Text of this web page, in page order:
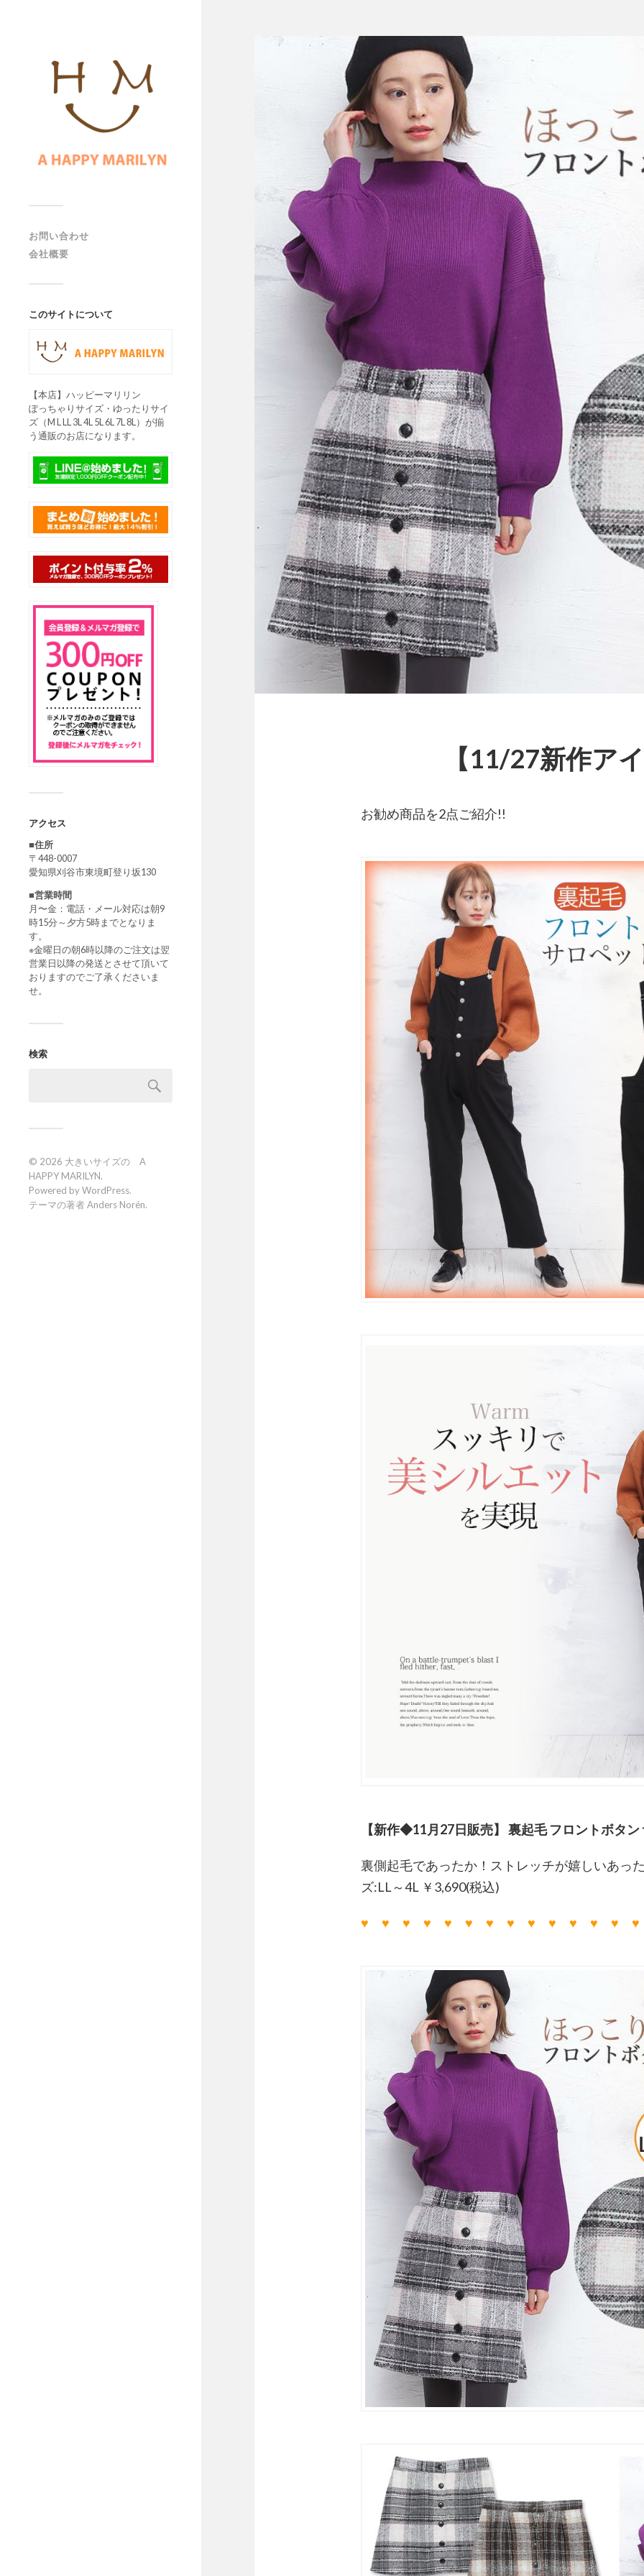
お問い合わせ
会社概要
このサイトについて
【本店】ハッピーマリリン
ぽっちゃりサイズ・ゆったりサイ
ズ（M L LL 3L 4L 5L 6L 7L 8L）が揃
う通販のお店になります。
アクセス
■住所
〒448-0007
愛知県刈谷市東境町登り坂130
■営業時間
月〜金：電話・メール対応は朝9
時15分～夕方5時までとなりま
す。
※金曜日の朝6時以降のご注文は翌
営業日以降の発送とさせて頂いて
おりますのでご了承くださいま
せ。
検索
© 2026 大きいサイズの A
HAPPY MARILYN.
Powered byWordPress.
テーマの著者 Anders Norén.
【11/27新作ア
お勧め商品を2点ご紹介!!
【新作◆11月27日販売】 裏起毛 フロントボタン
裏側起毛であったか！ストレッチが嬉しいあっ
ズ:LL～4L ￥3,690(税込)
♥ ♥ ♥ ♥ ♥ ♥ ♥ ♥ ♥ ♥ ♥ ♥ ♥